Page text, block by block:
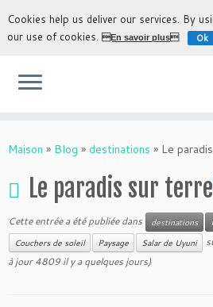
L'expérience la plus authentique
Maison » Blog » destinations » Le
Le paradis sur
Cette entrée a été publiée dans destinations
Couchers de soleil Paysage Salar de Uyuni
à jour 4809 il y a quelques jours)
Cookies help us deliver our services. By
our use of cookies.En savoir plus Ok